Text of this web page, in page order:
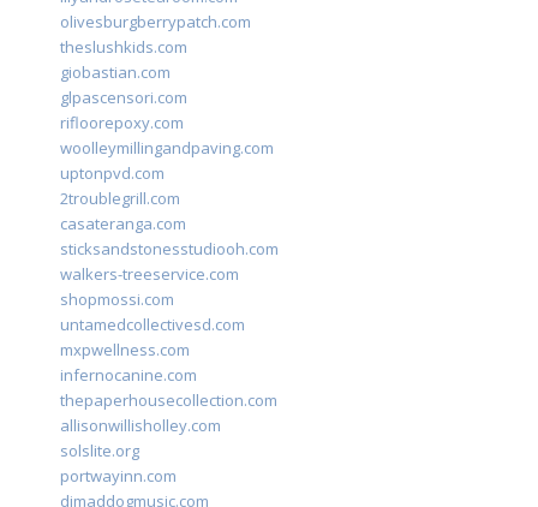
olivesburgberrypatch.com
theslushkids.com
giobastian.com
glpascensori.com
rifloorepoxy.com
woolleymillingandpaving.com
uptonpvd.com
2troublegrill.com
casateranga.com
sticksandstonesstudiooh.com
walkers-treeservice.com
shopmossi.com
untamedcollectivesd.com
mxpwellness.com
infernocanine.com
thepaperhousecollection.com
allisonwillisholley.com
solslite.org
portwayinn.com
djmaddogmusic.com